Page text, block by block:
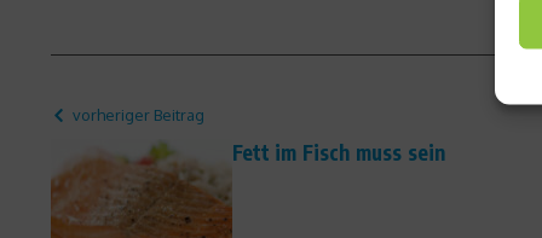
vorheriger Beitrag
Fett im Fisch muss sein